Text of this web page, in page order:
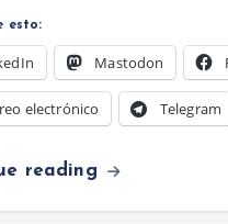
esto:
Mastodon
electrónico Telegram
reading